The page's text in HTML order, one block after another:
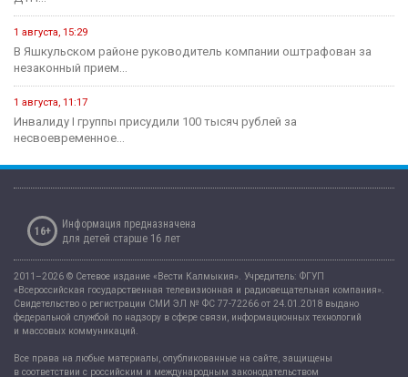
1 августа, 15:29
В Яшкульском районе руководитель компании оштрафован за
незаконный прием...
1 августа, 11:17
Инвалиду I группы присудили 100 тысяч рублей за
несвоевременное...
16+
Информация предназначена
для детей старше 16 лет
2011–2026 © Сетевое издание «Вести Калмыкия». Учредитель: ФГУП
«Всероссийская государственная телевизионная и радиовещательная компания».
Свидетельство о регистрации СМИ ЭЛ № ФС 77-72266 от 24.01.2018 выдано
федеральной службой по надзору в сфере связи, информационных технологий
и массовых коммуникаций.
Все права на любые материалы, опубликованные на сайте, защищены
в соответствии с российским и международным законодательством